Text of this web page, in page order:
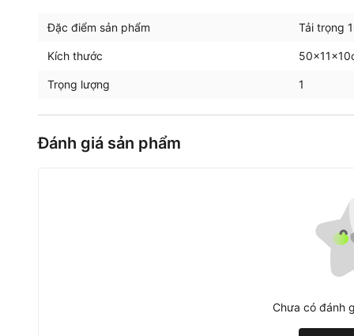
Đặc điểm sản phẩm Tải trọng
Kích thước
Trọng lượng 1
Đánh giá sản phẩm
Chưa có đánh